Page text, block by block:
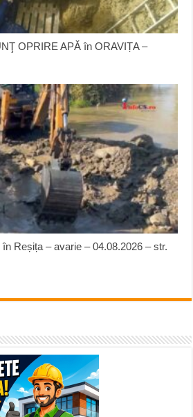
OPRIRE APĂ în ORAVIȚA –
Reșița – avarie – 04.08.2026 – str.